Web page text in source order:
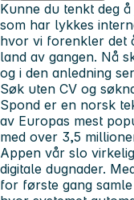
Kunne du tenkt deg
som har lykkes
hvor vi forenkler det
land av gangen. Nå
og i den anledning
Søk uten CV og
Spond er en norsk
av Europas mest
med over 3,5
Appen vår slo
digitale dugnader.
for første gang